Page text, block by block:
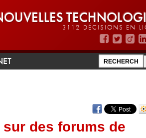
3112 DÉCISIONS EN
des forums de